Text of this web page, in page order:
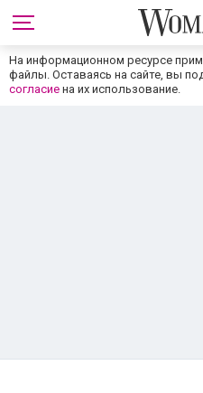
На информационном ресурсе
файлы. Оставаясь на сайте, вы
согласие на их использование.